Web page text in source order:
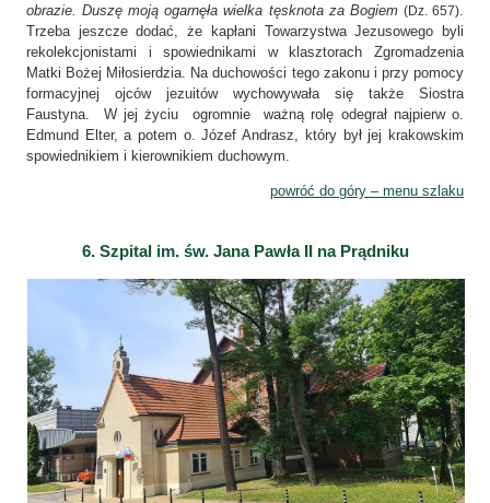
obrazie. Duszę moją ogarnęła wielka tęsknota za Bogiem (Dz. 657)
Trzeba jeszcze dodać, że kapłani Towarzystwa Jezusowego byli
rekolekcjonistami i spowiednikami w klasztorach Zgromadzenia
Matki Bożej Miłosierdzia. Na duchowości tego zakonu i przy pomocy
formacyjnej ojców jezuitów wychowywała się także Siostra
Faustyna. W jej życiu ogromnie ważną rolę odegrał najpierw o.
Edmund Elter, a potem o. Józef Andrasz, który był jej krakowskim
spowiednikiem i kierownikiem duchowym.
powróć do góry – menu szlaku
6. Szpital im. św. Jana Pawła II na Prądniku